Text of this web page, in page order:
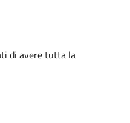
di avere tutta la